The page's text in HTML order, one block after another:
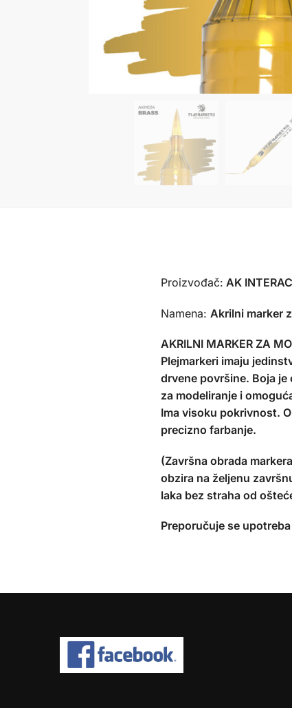
Proizvođač: AK
Namena: Akrilni marker
AKRILNI MARKER ZA
Plejmarkeri imaju
drvene površine. Boja
za modeliranje i
Ima visoku pokrivnost.
precizno farbanje.
(Završna obrada
obzira na željenu
laka bez straha od
Preporučuje se